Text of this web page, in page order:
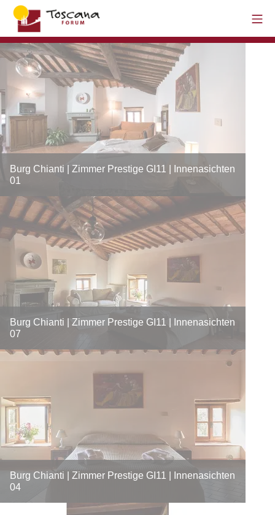
Burg Chianti | Zimmer Prestige GI11 | Innenasichten
01
Burg Chianti | Zimmer Prestige GI11 | Innenasichten
07
Burg Chianti | Zimmer Prestige GI11 | Innenasichten
04